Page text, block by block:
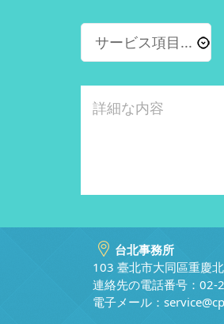
台北事務所
103 臺北市大同區重慶
連絡先の電話番号：02-
電子メール：